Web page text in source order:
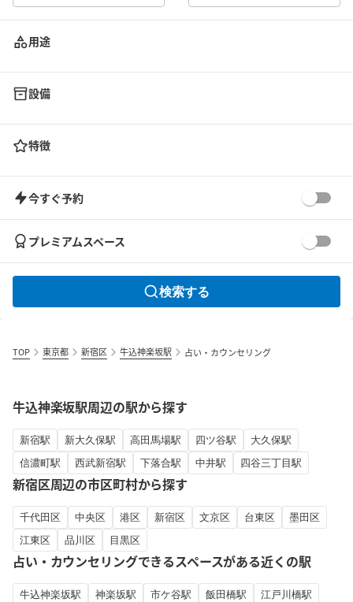
用途
設備
特徴
今すぐ予約
プレミアムスペース
検索する
TOP 東京都 新宿区 牛込神楽坂駅 占い・カウンセリング
牛込神楽坂駅周辺の駅から探す
新宿駅 新大久保駅 高田馬場駅 四ツ谷駅
大久保駅
信濃町駅
西武新宿駅 下落合駅 中井駅 四谷三丁目駅
新宿区周辺の市区町村から探す
千代田区 中央区 港区 新宿区 文京区 台東区
墨田区
江東区
品川区 目黒区
占い・カウンセリングできるスペースがある近くの駅
牛込神楽坂駅 神楽坂駅 市ケ谷駅 飯田橋駅
江戸川橋駅